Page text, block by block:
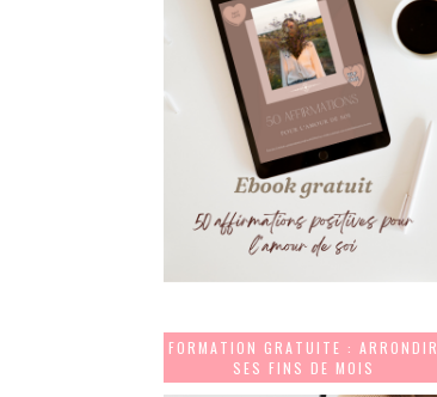
FORMATION GRATUITE : ARRONDIR
SES FINS DE MOIS